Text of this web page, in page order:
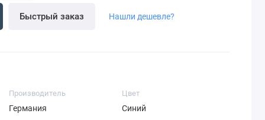
Быстрый заказ Нашли дешевле?
Производитель
Германия
Цвет
Синий